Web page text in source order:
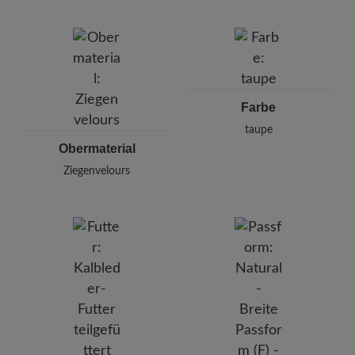
Pleidelsheimer Str. 15/1, 74321 Bietigheim-Bissingen,
E-mail:
kundenbetreuung@baer-schuhe.de
Telefon: 0800 51 65 65 56 (gebührenfrei)
Obermaterial
Ziegenvelours
Farbe
taupe